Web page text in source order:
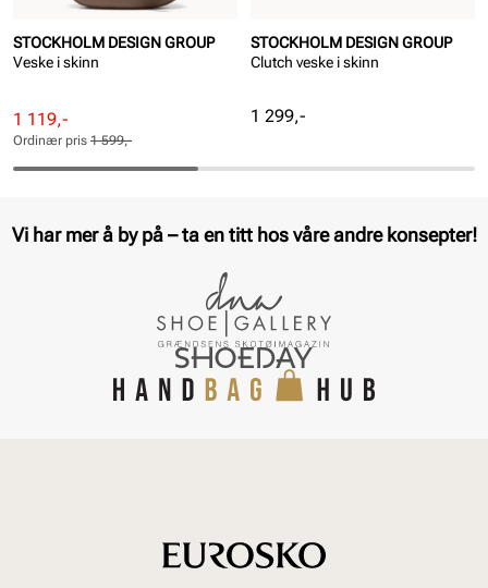
STOCKHOLM DESIGN GROUP
Veske i skinn
Rabattert
pris
Pris
1 119,-
Ordinær
pris
Pris
Ordinær pris 1 599,-
STOCKHOLM DESIGN GROUP
Clutch veske i skinn
Pris
1 299,-
Vi har mer å by på – ta en titt hos våre andre konsepter!